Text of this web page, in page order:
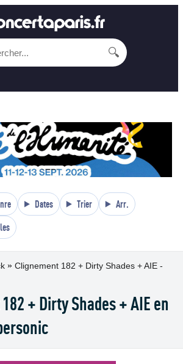
🔍
Dates Trier Arr.
» Clignement 182 + Dirty Shades + AIE -
+ Dirty Shades + AIE en